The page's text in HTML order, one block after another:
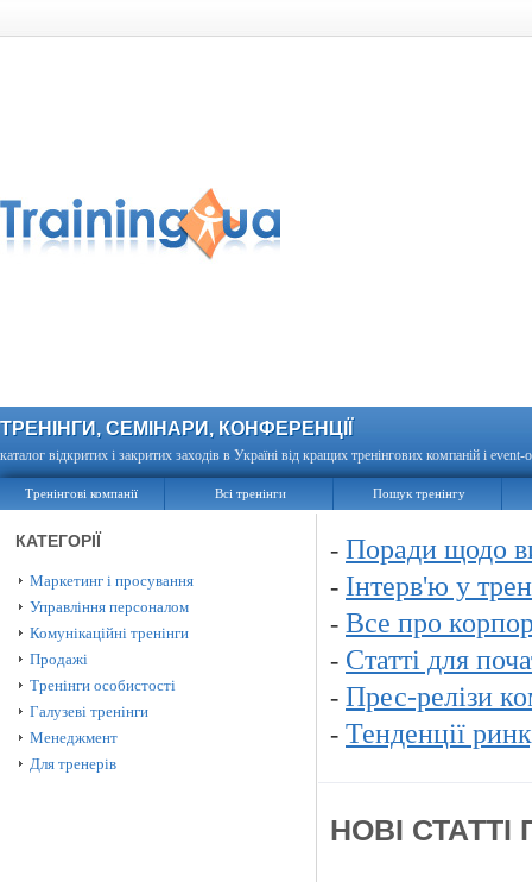
ТРЕНІНГИ, СЕМІНАРИ, КОНФЕРЕНЦІЇ
каталог відкритих і закритих заходів в Україні від кращих тренінгових компаній і event-
Тренінгові компанії Всі тренінги Пошук тренінгу
КАТЕГОРІЇ
Маркетинг і просування
Управління персоналом
Комунікаційні тренінги
Продажі
Тренінги особистості
Галузеві тренінги
Менеджмент
Для тренерів
- Поради щодо
- Інтерв'ю у
- Все про
- Статті для
- Прес-релізи
- Тенденції
НОВІ СТАТТІ